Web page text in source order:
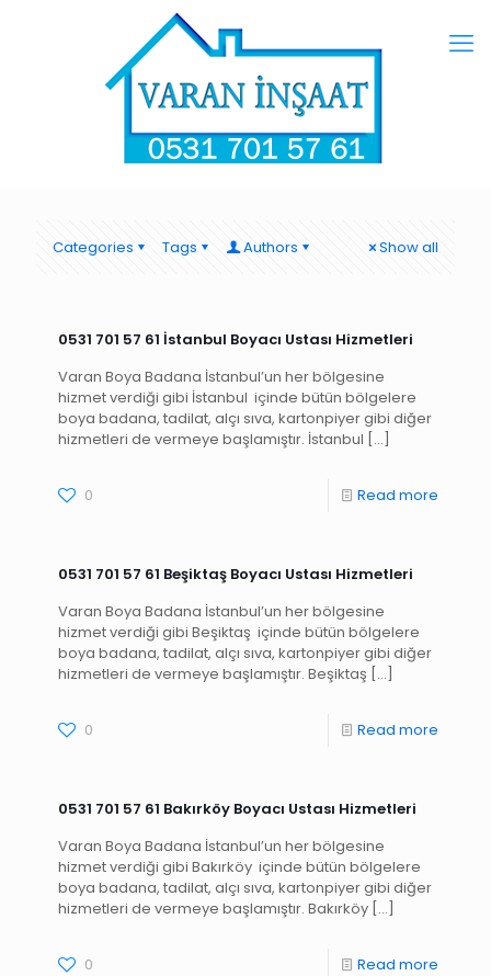
Categories Tags Authors Show all
0531 701 57 61 İstanbul Boyacı Ustası Hizmetleri
Varan Boya Badana İstanbul’un her bölgesine
hizmet verdiği gibi İstanbul içinde bütün bölgelere
boya badana, tadilat, alçı sıva, kartonpiyer gibi diğer
hizmetleri de vermeye başlamıştır. İstanbul […]
0 Read more
0531 701 57 61 Beşiktaş Boyacı Ustası Hizmetleri
Varan Boya Badana İstanbul’un her bölgesine
hizmet verdiği gibi Beşiktaş içinde bütün bölgelere
boya badana, tadilat, alçı sıva, kartonpiyer gibi diğer
hizmetleri de vermeye başlamıştır. Beşiktaş […]
0 Read more
0531 701 57 61 Bakırköy Boyacı Ustası Hizmetleri
Varan Boya Badana İstanbul’un her bölgesine
hizmet verdiği gibi Bakırköy içinde bütün bölgelere
boya badana, tadilat, alçı sıva, kartonpiyer gibi diğer
hizmetleri de vermeye başlamıştır. Bakırköy […]
0 Read more